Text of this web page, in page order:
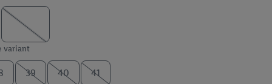
variant
39 40 41